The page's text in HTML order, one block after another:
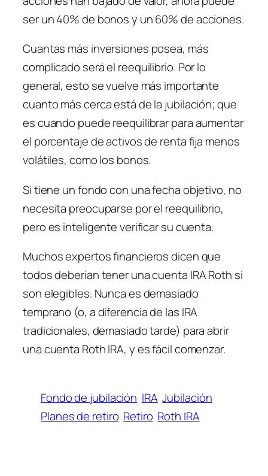
ser un 40% de bonos y un 60% de acciones.
Cuantas más inversiones posea, más
complicado será el reequilibrio. Por lo
general, esto se vuelve más importante
cuanto más cerca está de la jubilación; que
es cuando puede reequilibrar para aumentar
el porcentaje de activos de renta fija menos
volátiles, como los bonos.
Si tiene un fondo con una fecha objetivo, no
necesita preocuparse por el reequilibrio,
pero es inteligente verificar su cuenta.
Muchos expertos financieros dicen que
todos deberían tener una cuenta IRA Roth si
son elegibles. Nunca es demasiado
temprano (o, a diferencia de las IRA
tradicionales, demasiado tarde) para abrir
una cuenta Roth IRA, y es fácil comenzar.
Fondo de jubilación IRA Jubilación
Planes de retiro Retiro Roth IRA